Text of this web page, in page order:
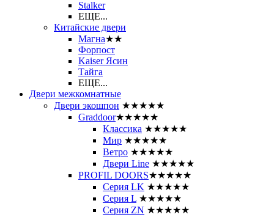
Stalker
ЕЩЕ...
Китайские двери
Магна★★
Форпост
Kaiser Ясин
Тайга
ЕЩЕ...
Двери межкомнатные
Двери экошпон ★★★★★
Graddoor★★★★★
Классика ★★★★★
Мир ★★★★★
Ветро ★★★★★
Двери Line ★★★★★
PROFIL DOORS★★★★★
Серия LK ★★★★★
Серия L ★★★★★
Серия ZN ★★★★★